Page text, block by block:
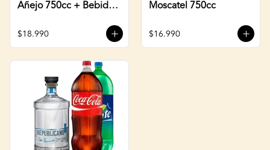
Añejo 750cc + Bebida
$18.990
Moscatel 750cc
$16.990